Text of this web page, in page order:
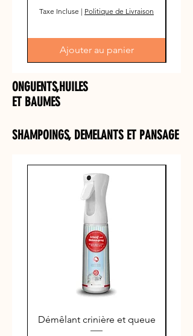
Taxe Incluse | Politique de Livraison
Ajouter au panier
ONGUENTS,HUILES
ET BAUMES
SHAMPOINGS, DEMELANTS ET PANSAGE
Démêlant crinière et queue